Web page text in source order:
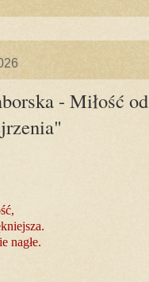
- Miłość od
nagłe.